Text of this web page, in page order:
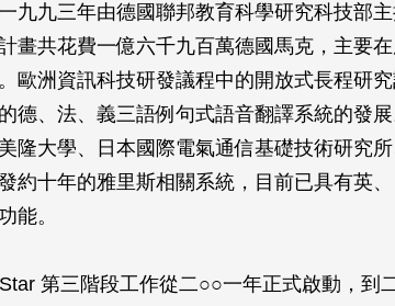
九九三年由德國聯邦教育科學研究科技部
畫共花費一億六千九百萬德國馬克，主要
歐洲資訊科技研發議程中的開放式長程研
德、法、義三語例句式語音翻譯系統的發
隆大學、日本國際電氣通信基礎技術研究
約十年的雅里斯相關系統，目前已具有英
能。
第三階段工作從二○○一年正式啟動，到